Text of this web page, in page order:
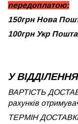
передоплатою:
150грн Нова
100грн Укр Пошта
У
ВАРТІСТЬ
рахунків
ТЕРМІН